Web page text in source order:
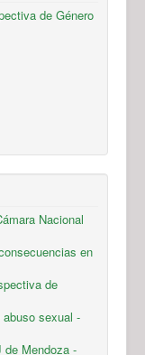
de Género
Nacional
en
de
sexual -
de Mendoza -